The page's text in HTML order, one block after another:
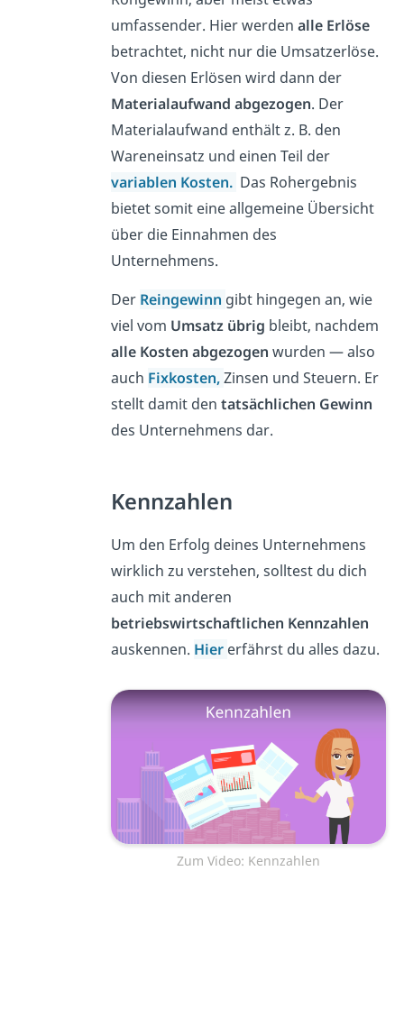
umfassender. Hier werden alle Erlöse
betrachtet, nicht nur die Umsatzerlöse.
Von diesen Erlösen wird dann der
Materialaufwand abgezogen. Der
Materialaufwand enthält z. B. den
Wareneinsatz und einen Teil der
variablen Kosten. Das Rohergebnis
bietet somit eine allgemeine Übersicht
über die Einnahmen des
Unternehmens.
Der Reingewinn gibt hingegen an, wie
viel vom Umsatz übrig bleibt, nachdem
alle Kosten abgezogen wurden — also
auch Fixkosten,Zinsen und Steuern. Er
stellt damit den tatsächlichen Gewinn
des Unternehmens dar.
Kennzahlen
Um den Erfolg deines Unternehmens
wirklich zu verstehen, solltest du dich
auch mit anderen
betriebswirtschaftlichen Kennzahlen
auskennen. Hier erfährst du alles dazu.
Zum Video: Kennzahlen